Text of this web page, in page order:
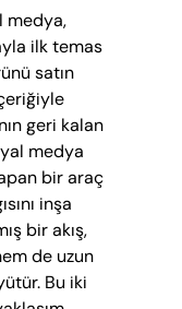
medya,
ilk temas
satın
geri kalan
medya
bir araç
inşa
bir akış,
de uzun
Bu iki